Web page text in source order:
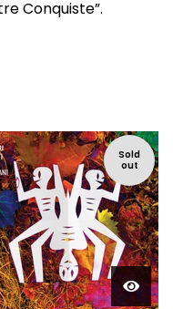
Conquiste”.
Sold
out